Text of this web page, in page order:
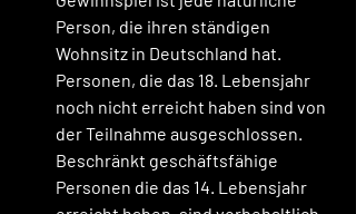
Person, die ihren ständigen
Wohnsitz in Deutschland hat.
Personen, die das 18. Lebensjahr
noch nicht erreicht haben sind von
der Teilnahme ausgeschlossen.
Beschränkt geschäftsfähige
Personen die das 14. Lebensjahr